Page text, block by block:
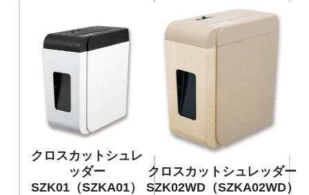
クロスカットシュレ
ッダー
SZK01（SZKA01）
クロスカットシュレッダー
SZK02WD（SZKA02WD）